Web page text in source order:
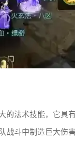
的法术技能，它具
战斗中制造巨大伤